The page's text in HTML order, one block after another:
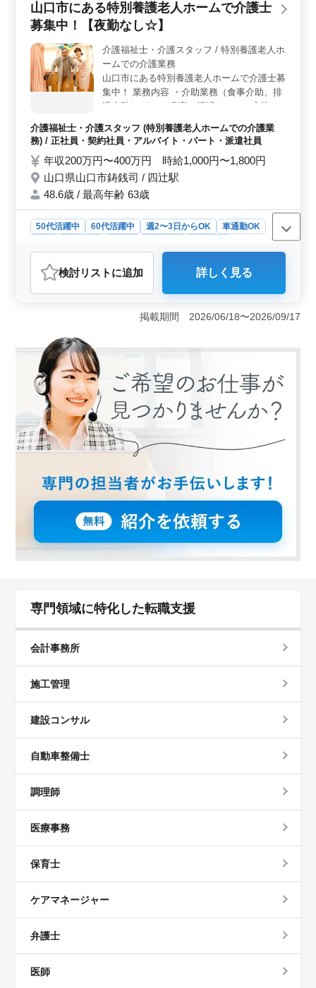
ルテ記録など、幅広い業務をお任せします。患者様との
コミュニケーションを大切にし、安心して医療サービス
少なめで、週3〜5日の柔軟な勤務が可能です。 ＜働
きやすい条件＞ 福利厚生が充実しており、社会保険や
労災、健康保険、厚生年金などが整っています。また、
週休2日制や夏季休暇、年末年始休暇など、しっかりとし
た休日も確保されています。アットホームな雰囲気の中
山口市にある特別養護老人ホームで介護士
募集中！【夜勤なし☆】
介護福祉士・介護スタッフ / 特別養護老人ホ
ームでの介護業務
山口市にある特別養護老人ホームで介護士募
集中！ 業務内容 ・介助業務（食事介助、排
泄介助など） ・病室の清掃やシーツ交換 ・
看護師補助 ・生活援助 ・移動介助 ・入居者
の健康管理 ・身体機能の維持・回復サポー
ト ・介護記録作成 ・申し送り 備考 ＊シフ
ト制(週3日以上相談可能) ＊交通費実費支給
＊夜勤業務なし ご応募お待ちしております♪
介護福祉士・介護スタッフ (特別養護老人ホームでの介護業
務) / 正社員・契約社員・アルバイト・パート・派遣社員
年収200万円〜400万円 時給1,000円〜1,800円
山口県山口市鋳銭司 / 四辻駅
48.6歳 / 最高年齢 63歳
50代活躍中 60代活躍中 週2〜3日からOK
車通勤OK
介護福祉士・介護スタッフ
おすすめポイント
＜夜勤なし＞ 夜勤がないため、生活リズムを守りなが
ら働けます。健康を維持しながら長期的にキャリアを築
くことができる環境です。 ＜多様な雇用形態＞ 正
社員からパートまで幅広い雇用形態を用意しており、自
分のライフステージや希望に合わせて柔軟に選択できま
す。 ＜勤務環境＞ 施設では幅広い年代のスタッフ
が活躍中で、豊富な知識と経験を共有できる環境で
す。 シニアの方にとっても働きやすい勤務環境です。
検討リスト に追加 詳しく見る
掲載期間 2026/06/18〜2026/09/17
専門領域に特化した転職支援
会計事務所
施工管理
建設コンサル
自動車整備士
調理師
医療事務
保育士
ケアマネージャー
弁護士
医師